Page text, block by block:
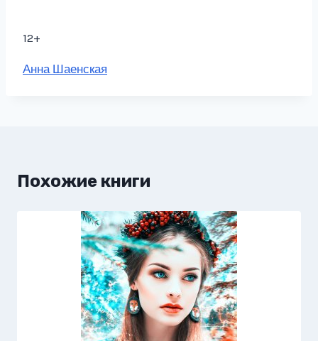
12+
Метки
Анна Шаенская
Похожие книги